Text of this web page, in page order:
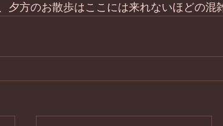
夕方のお散歩はここには来れないほどの混